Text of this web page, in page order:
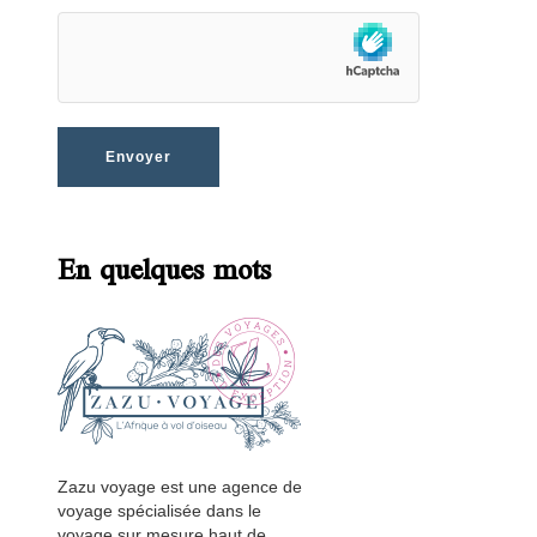
En quelques mots
Zazu voyage est une agence de
voyage spécialisée dans le